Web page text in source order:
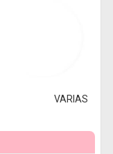
VARIAS